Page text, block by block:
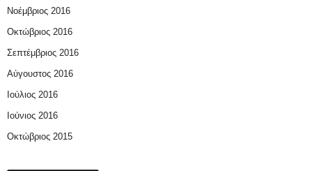
Νοέμβριος 2016
Οκτώβριος 2016
Σεπτέμβριος 2016
Αύγουστος 2016
Ιούλιος 2016
Ιούνιος 2016
Οκτώβριος 2015